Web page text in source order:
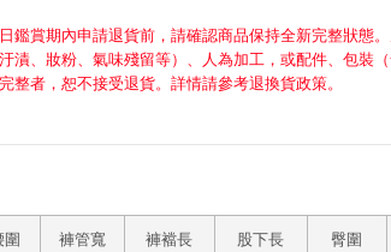
鑑賞期內申請退貨前，請確認商品保持全新完整狀態
漬、妝粉、氣味殘留等）、人為加工，或配件、包裝（
整者，恕不接受退貨。詳情請參考退換貨政策。
圍 褲管寬 褲襠長 股下長 臀圍